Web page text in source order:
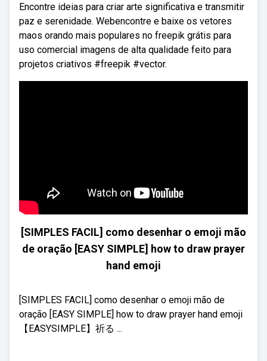
Encontre ideias para criar arte significativa e transmitir
paz e serenidade. Webencontre e baixe os vetores
maos orando mais populares no freepik grátis para
uso comercial imagens de alta qualidade feito para
projetos criativos #freepik #vector.
[SIMPLES FACIL] como desenhar o emoji mão
de oração [EASY SIMPLE] how to draw prayer
hand emoji
[SIMPLES FACIL] como desenhar o emoji mão de
oração [EASY SIMPLE] how to draw prayer hand emoji
【EASYSIMPLE】祈る ...